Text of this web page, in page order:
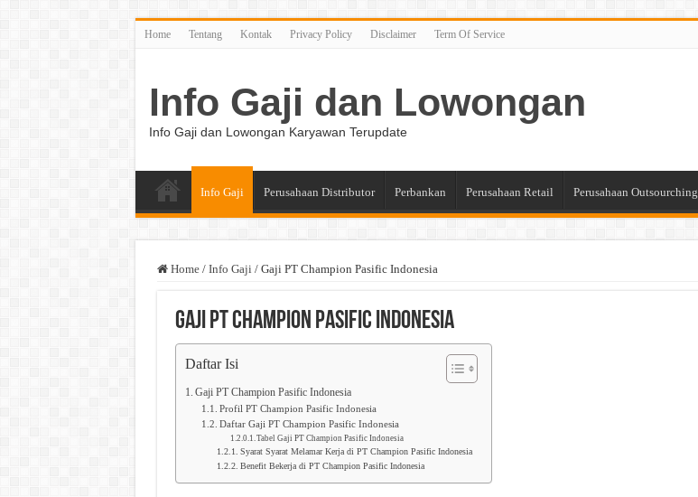
Home Tentang Kontak Privacy Policy Disclaimer Term Of Service
Info Gaji dan Lowongan
Info Gaji dan Lowongan Karyawan Terupdate
Info Gaji Perusahaan Distributor Perbankan Perusahaan Retail Perusahaan Outsourching
Home / Info Gaji / Gaji PT Champion Pasific Indonesia
Gaji PT Champion Pasific Indonesia
Daftar Isi
Gaji PT Champion Pasific Indonesia
Profil PT Champion Pasific Indonesia
Daftar Gaji PT Champion Pasific Indonesia
Tabel Gaji PT Champion Pasific Indonesia
Syarat Syarat Melamar Kerja di PT Champion Pasific Indonesia
Benefit Bekerja di PT Champion Pasific Indonesia